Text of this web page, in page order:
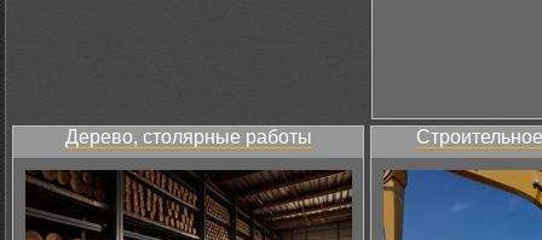
Дерево, столярные работы